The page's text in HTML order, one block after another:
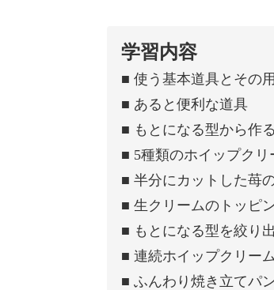
学習内容
■ 使う基本道具とその
■ あると便利な道具
■ もとになる型から作
■ 5種類のホイップク
■ 半分にカットした苺
■ 生クリームのトッピ
■ もとになる型を絞り
■ 連続ホイップクリー
■ ふんわり焼き立てパ